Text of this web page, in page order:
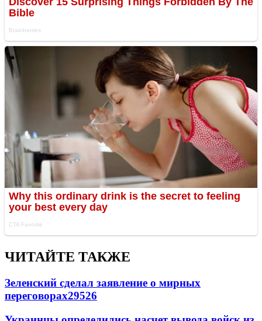
ЧИТАЙТЕ ТАКЖЕ
Зеленский сделал заявление о мирных
переговорах29526